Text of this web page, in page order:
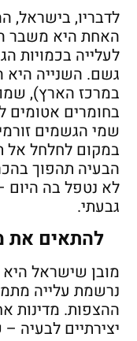
לדבריו, בישראל,
האחת היא משבר
לעלייה בכמויות
גשם. השנייה היא
במרכז הארץ),
בחומרים אטומים
שמי הגשמים
במקום לחלחל אל
הבעיה תהפוך
לא נטפל בה היום
גבעתי.
להתאים את
מובן שישראל
נרשמת עלייה
ההצפות. מדינות
יצירתיים לבעיה